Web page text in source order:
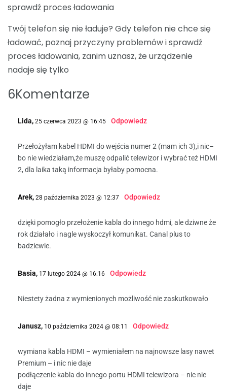
sprawdź proces ładowania
Twój telefon się nie ładuje? Gdy telefon nie chce się
ładować, poznaj przyczyny problemów i sprawdź
proces ładowania, zanim uznasz, że urządzenie
nadaje się tylko
6Komentarze
Lida, 25 czerwca 2023 @ 16:45 Odpowiedz
Przełożyłam kabel HDMI do wejścia numer 2 (mam ich 3),i nic–
bo nie wiedziałam,że muszę odpalić telewizor i wybrać też HDMI
2, dla laika taką informacja byłaby pomocna.
Arek, 28 października 2023 @ 12:37 Odpowiedz
dzięki pomogło przełożenie kabla do innego hdmi, ale dziwne że
rok działało i nagle wyskoczył komunikat. Canal plus to
badziewie.
Basia, 17 lutego 2024 @ 16:16 Odpowiedz
Niestety żadna z wymienionych możliwość nie zaskutkowało
Janusz, 10 października 2024 @ 08:11 Odpowiedz
wymiana kabla HDMI – wymieniałem na najnowsze lasy nawet
Premium – i nic nie daje
podłączenie kabla do innego portu HDMI telewizora – nic nie
daje